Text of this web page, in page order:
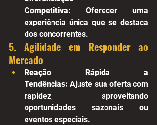
Competitiva: Oferecer uma
experiência única que se destaca
dos concorrentes.
5. Agilidade em Responder ao
Mercado
Reação Rápida a
Tendências: Ajuste sua oferta com
rapidez, aproveitando
oportunidades sazonais ou
eventos especiais.